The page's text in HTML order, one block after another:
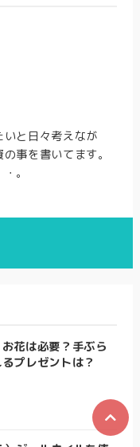
と日々考えなが
事を書いてます。
。
花は必要？手ぶら
プレゼントは？